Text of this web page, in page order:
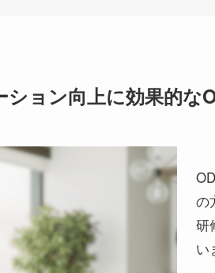
ョン向上に効果的な
の
研
い